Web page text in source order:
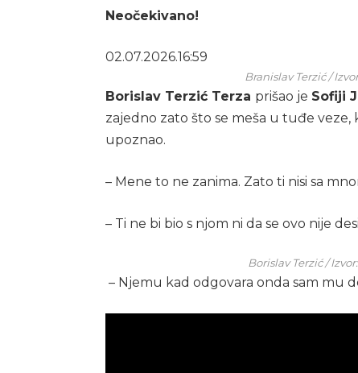
Neočekivano!
02.07.2026.16:59
Branislav Terzić /
Borislav Terzić Terza prišao je Sofiji
zajedno zato što se meša u tuđe veze,
upoznao.
– Mene to ne zanima. Zato ti nisi sa
– Ti ne bi bio s njom ni da se ovo nije
Borislav Terzić /
– Njemu kad odgovara onda sam mu